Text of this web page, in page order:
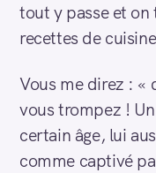
tout y passe et on
recettes de
Vous me direz : «
vous trompez !
certain âge, lui
comme captivé